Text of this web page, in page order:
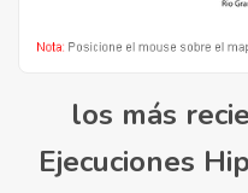
los más
Ejecuciones